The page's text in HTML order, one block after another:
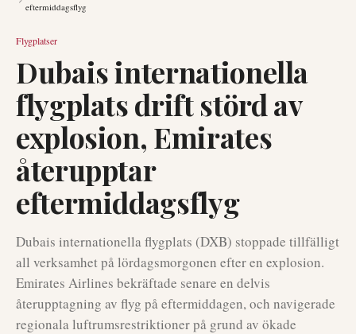
eftermiddagsflyg
Flygplatser
Dubais internationella
flygplats drift störd av
explosion, Emirates
återupptar
eftermiddagsflyg
Dubais internationella flygplats (DXB) stoppade tillfälligt
all verksamhet på lördagsmorgonen efter en explosion.
Emirates Airlines bekräftade senare en delvis
återupptagning av flyg på eftermiddagen, och navigerade
regionala luftrumsrestriktioner på grund av ökade